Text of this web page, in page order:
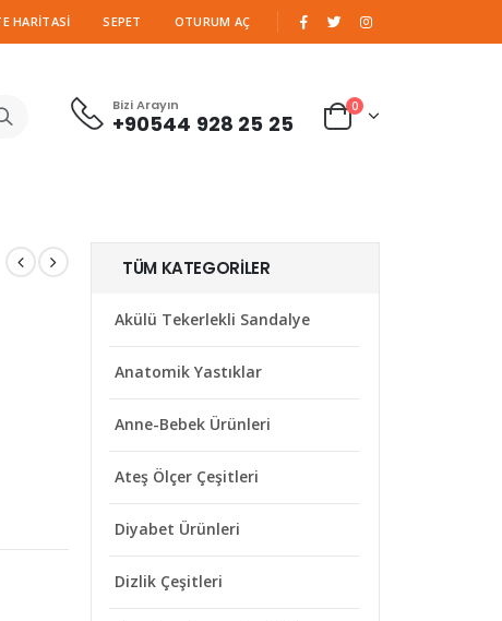
HARITASI SEPET OTURUM AÇ
Bizi Arayın
+90544 928 25 25
0
TÜM KATEGORILER
Akülü Tekerlekli Sandalye
Anatomik Yastıklar
Anne-Bebek Ürünleri
Ateş Ölçer Çeşitleri
Diyabet Ürünleri
Dizlik Çeşitleri